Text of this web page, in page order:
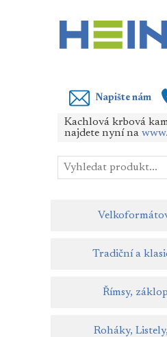
Napište nám
Kachlová krbová
najdete nyní na
Tradiční a
Římsy,
Roháky,